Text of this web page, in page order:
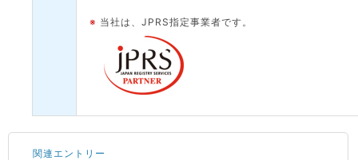
※ 当社は、JPRS指定事業者です。
関連エントリー